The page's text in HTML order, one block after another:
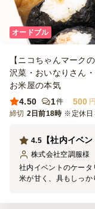
オードブル
【ニコちゃんマーク
沢菜・おいなりさん
お米屋の本気
4.50
1件 500
締切 2日前18時 ※定休日
4.5
株式会社空調服様
社内イベントのケー
米が甘く、具もしっ